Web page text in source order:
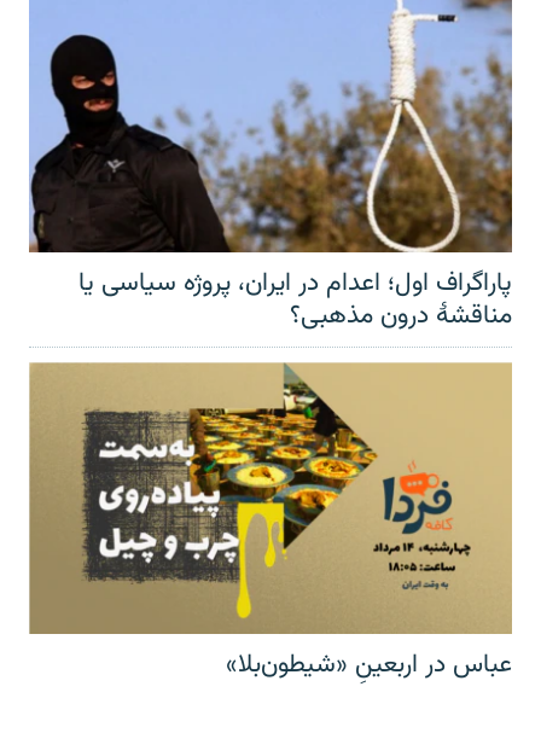
پاراگراف اول؛ اعدام در ایران، پروژه سیاسی یا
مناقشهٔ درون مذهبی؟
عباس در اربعینِ «شیطون‌بلا»